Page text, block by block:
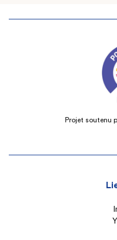
Projet soutenu